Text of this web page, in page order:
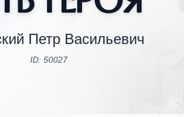
Петр Васильевич
ID: 50027